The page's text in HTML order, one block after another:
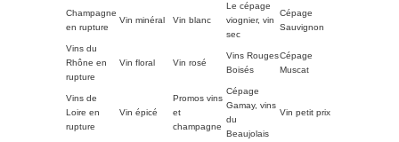
Champagne
en rupture
Vin minéral Vin blanc
Le cépage
viognier, vin
sec
Cépage
Sauvignon
Vins du
Rhône en
rupture
Vin floral Vin rosé
Vins Rouges
Boisés
Cépage
Muscat
Vins de
Loire en
rupture
Vin épicé
Promos vins
et
champagne
Cépage
Gamay, vins
du
Beaujolais
Vin petit prix